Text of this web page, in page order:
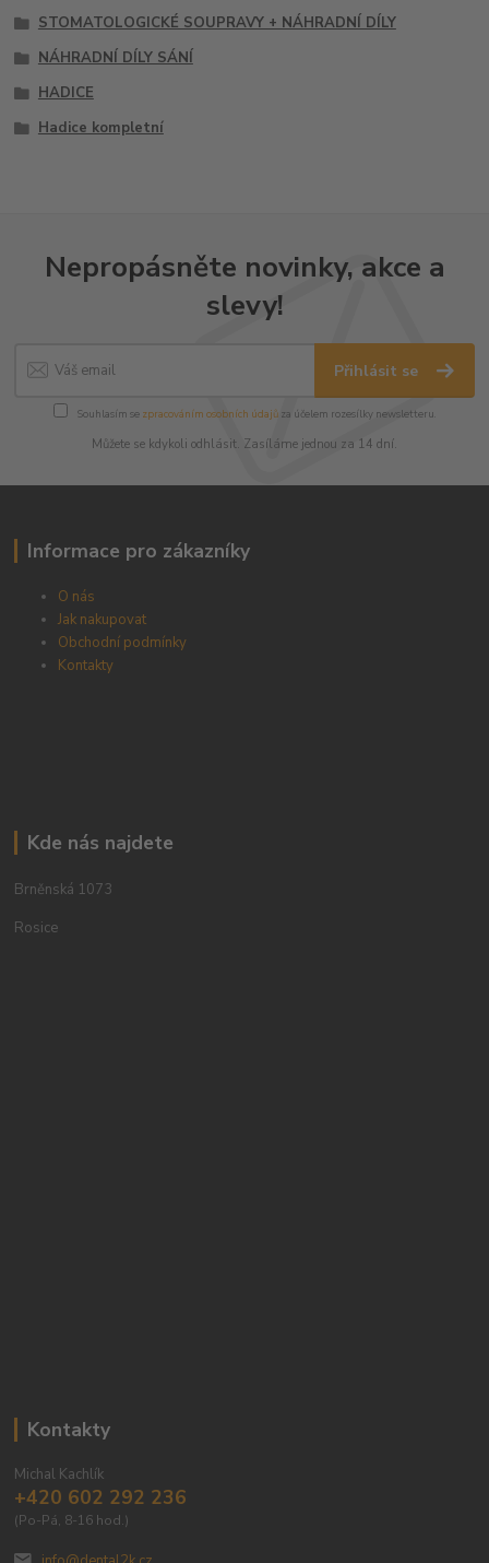
STOMATOLOGICKÉ SOUPRAVY + NÁHRADNÍ DÍLY
NÁHRADNÍ DÍLY SÁNÍ
HADICE
Hadice kompletní
Nepropásněte novinky, akce a
slevy!
Přihlásit se
Souhlasím se zpracováním osobních údajůza účelem rozesílky newsletteru.
Můžete se kdykoli odhlásit. Zasíláme jednou za 14 dní.
Informace pro zákazníky
O nás
Jak nakupovat
Obchodní podmínky
Kontakty
Kde nás najdete
Brněnská 1073
Rosice
Kontakty
Michal Kachlík
+420 602 292 236
(Po-Pá, 8-16 hod.)